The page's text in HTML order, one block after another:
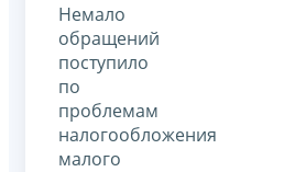
Немало
обращений
поступило
по
проблемам
налогообложения
малого